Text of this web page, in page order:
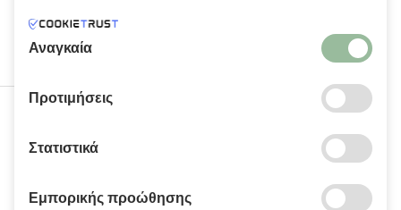
210 9709 100
υπηρεσιών τους.
Αναγκαία
Προτιμήσεις
Στατιστικά
Εμπορικής προώθησης